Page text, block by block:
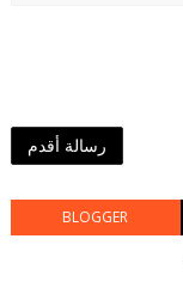
رسالة أقدم
BLOGGER